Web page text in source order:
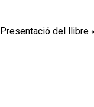
Presentació del llibre